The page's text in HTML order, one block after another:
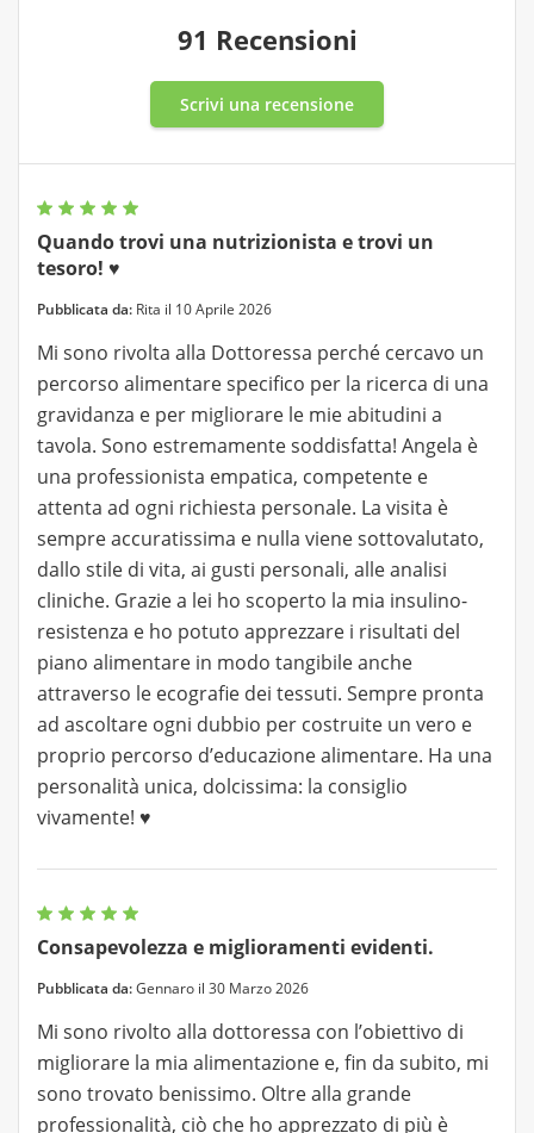
91 Recensioni
Scrivi una recensione
Quando trovi una nutrizionista e trovi un
tesoro! ♥️
Pubblicata da: Rita il 10 Aprile 2026
Mi sono rivolta alla Dottoressa perché cercavo un
percorso alimentare specifico per la ricerca di una
gravidanza e per migliorare le mie abitudini a
tavola. Sono estremamente soddisfatta! Angela è
una professionista empatica, competente e
attenta ad ogni richiesta personale. La visita è
sempre accuratissima e nulla viene sottovalutato,
dallo stile di vita, ai gusti personali, alle analisi
cliniche. Grazie a lei ho scoperto la mia insulino-
resistenza e ho potuto apprezzare i risultati del
piano alimentare in modo tangibile anche
attraverso le ecografie dei tessuti. Sempre pronta
ad ascoltare ogni dubbio per costruite un vero e
proprio percorso d’educazione alimentare. Ha una
personalità unica, dolcissima: la consiglio
vivamente! ♥️
Consapevolezza e miglioramenti evidenti.
Pubblicata da:Gennaro il 30 Marzo 2026
Mi sono rivolto alla dottoressa con l’obiettivo di
migliorare la mia alimentazione e, fin da subito, mi
sono trovato benissimo. Oltre alla grande
professionalità, ciò che ho apprezzato di più è